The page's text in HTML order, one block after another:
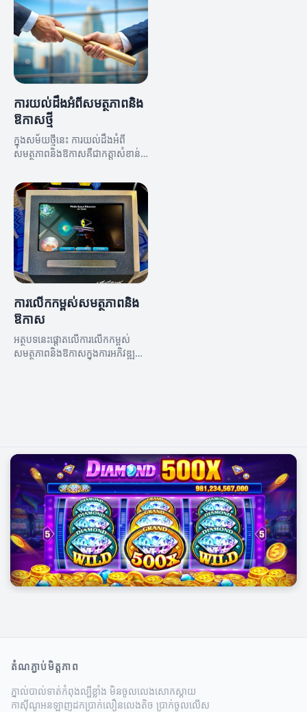
ការយល់ដឹងអំពីសមត្ថភាពនិង
ឱកាសថ្មី
ក្នុងសម័យថ្មីនេះ ការយល់ដឹងអំពី
សមត្ថភាពនិងឱកាសគឺជាកត្តាសំខាន់
ការលើកកម្ពស់សមត្ថភាពនិង
ឱកាស
អត្ថបទនេះផ្តោតលើការលើកកម្ពស់
សមត្ថភាពនិងឱកាសក្នុងការអភិវឌ្ឍន៍
តំណភ្ជាប់មិត្តភាព
ភ្នាល់បាល់ទាត់កំពុងល្បីខ្លាំង មិនចូលលេងសោកស្តាយ
កាស៊ីណូអនឡាញដកប្រាក់លឿនលេងតិច ប្រាក់ចូលលើស